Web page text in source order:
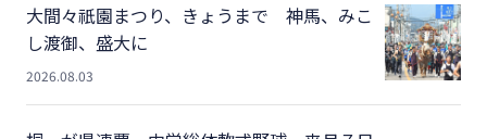
大間々祇園まつり、きょうまで 神馬、みこ
し渡御、盛大に
2026.08.03